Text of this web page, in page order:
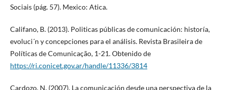
Sociais (pág. 57). Mexico: Atica.
Califano, B. (2013). Politicas públicas de comunicación: historía,
evoluci´n y concepciones para el análisis. Revista Brasileira de
Políticas de Comunicação, 1-21. Obtenido de
https://ri.conicet.gov.ar/handle/11336/3814
Cardozo, N. (2007). La comunicación desde una perspectiva de la